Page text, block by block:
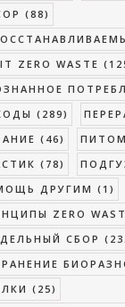
(88)
ZERO WASTE
(289)
(46)
(78)
ДРУГИМ (1)
ZERO
СБОР
(25)